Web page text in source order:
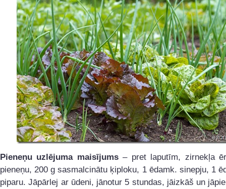
Pieneņu uzlējuma maisījums– pret laputīm, zirnekļa
pieneņu, 200 g sasmalcinātu ķiploku, 1 ēdamk. sinepju, 1
piparu. Jāpārlej ar ūdeni, jānotur 5 stundas, jāizkāš un